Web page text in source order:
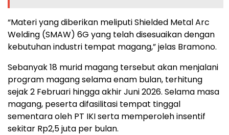
“Materi yang diberikan meliputi Shielded Metal Arc
Welding (SMAW) 6G yang telah disesuaikan dengan
kebutuhan industri tempat magang,” jelas Bramono.
Sebanyak 18 murid magang tersebut akan menjalani
program magang selama enam bulan, terhitung
sejak 2 Februari hingga akhir Juni 2026. Selama masa
magang, peserta difasilitasi tempat tinggal
sementara oleh PT IKI serta memperoleh insentif
sekitar Rp2,5 juta per bulan.